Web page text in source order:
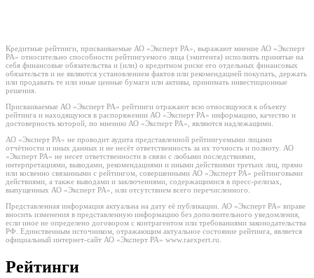
Кредитные рейтинги, присваиваемые АО «Эксперт РА», выражают мнение АО «Эксперт
РА» относительно способности рейтингуемого лица (эмитента) исполнять принятые на
себя финансовые обязательства и (или) о кредитном риске его отдельных финансовых
обязательств и не являются установлением фактов или рекомендацией покупать, держать
или продавать те или иные ценные бумаги или активы, принимать инвестиционные
решения.
Присваиваемые АО «Эксперт РА» рейтинги отражают всю относящуюся к объекту
рейтинга и находящуюся в распоряжении АО «Эксперт РА» информацию, качество и
достоверность которой, по мнению АО «Эксперт РА», являются надлежащими.
АО «Эксперт РА» не проводит аудита представленной рейтингуемыми лицами
отчётности и иных данных и не несёт ответственность за их точность и полноту. АО
«Эксперт РА» не несет ответственности в связи с любыми последствиями,
интерпретациями, выводами, рекомендациями и иными действиями третьих лиц, прямо
или косвенно связанными с рейтингом, совершенными АО «Эксперт РА» рейтинговыми
действиями, а также выводами и заключениями, содержащимися в пресс-релизах,
выпущенных АО «Эксперт РА», или отсутствием всего перечисленного.
Представленная информация актуальна на дату её публикации. АО «Эксперт РА» вправе
вносить изменения в представленную информацию без дополнительного уведомления,
если иное не определено договором с контрагентом или требованиями законодательства
РФ. Единственным источником, отражающим актуальное состояние рейтинга, является
официальный интернет-сайт АО «Эксперт РА» www.raexpert.ru.
Рейтинги